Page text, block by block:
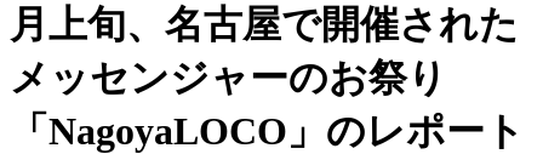
月上旬、名古屋で開催された
メッセンジャーのお祭り
「NagoyaLOCO」のレポート